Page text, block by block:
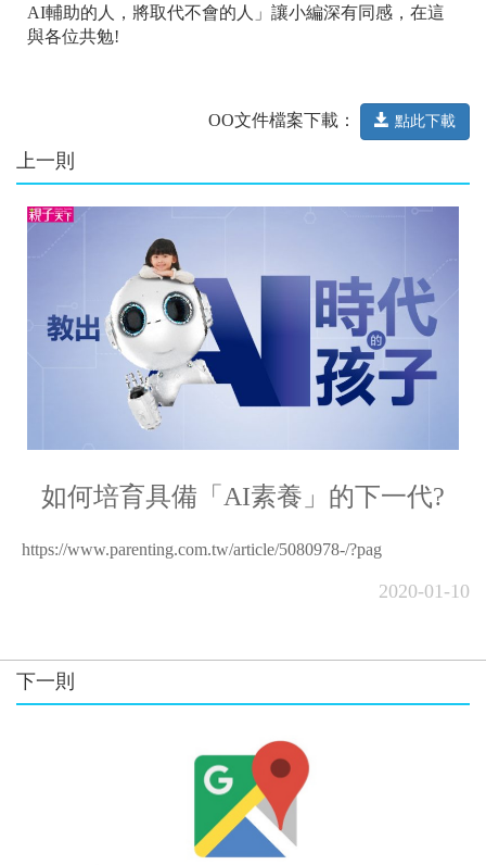
AI輔助的人，將取代不會的人」讓小編深有同感，在這
與各位共勉!
OO文件檔案下載： 點此下載
上一則
如何培育具備「AI素養」的下一代?
https://www.parenting.com.tw/article/5080978-/?pag
2020-01-10
下一則